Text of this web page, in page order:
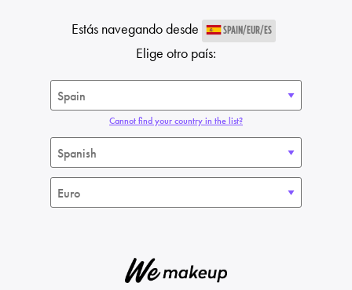
Estás navegando desde SPAIN/EUR/ES
Elige otro país:
Cannot find your country in the list?